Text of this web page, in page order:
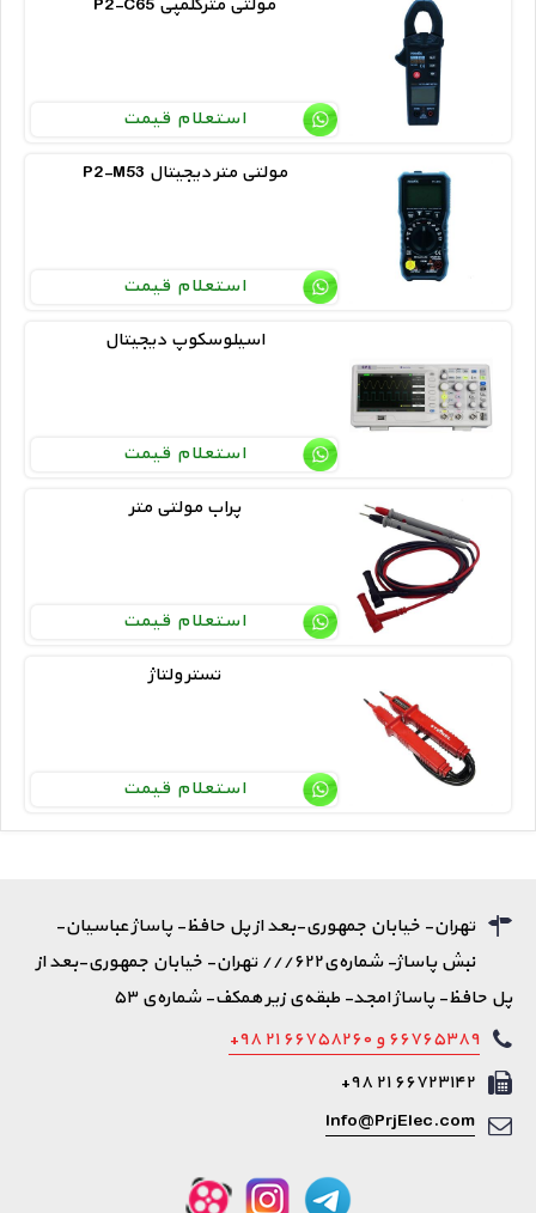
استعلام قیمت
P2-M53 مولتی متر دیجیتال
استعلام قیمت
اسیلوسکوپ دیجیتال
استعلام قیمت
پراب مولتی متر
استعلام قیمت
تستر ولتاژ
استعلام قیمت
تهران- خیابان جمهوری-بعد از پل حافظ- پاساژ عباسیان-
نبش پاساژ- شماره‌ی۶۲۲/// تهران- خیابان جمهوری-بعد از
پل حافظ- پاساژ امجد- طبقه‌ی زیر همکف- شماره‌ی ۵۳
۶۶۷۶۵۳۸۹ و ۶۶۷۵۸۲۶۰ ۲۱ ۹۸+
۶۶۷۲۳۱۴۲ ۲۱ ۹۸+
Info@PrjElec.com